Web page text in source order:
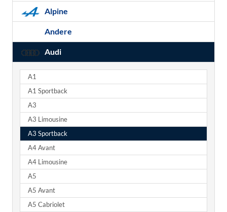
Alpine
Andere
Audi
A1
A1 Sportback
A3
A3 Limousine
A3 Sportback
A4 Avant
A4 Limousine
A5
A5 Avant
A5 Cabriolet